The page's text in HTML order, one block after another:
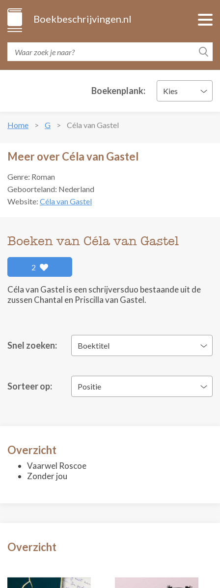
Boekbeschrijvingen.nl
Boekenplank: Kies
Home G Céla van Gastel
Meer over Céla van Gastel
Genre: Roman
Geboorteland: Nederland
Website: Céla van Gastel
Boeken van Céla van Gastel
2
Céla van Gastel is een schrijversduo bestaande uit de
zussen Chantal en Priscilla van Gastel.
Snel zoeken: Boektitel
Sorteer op: Positie
Overzicht
Vaarwel Roscoe
Zonder jou
Overzicht